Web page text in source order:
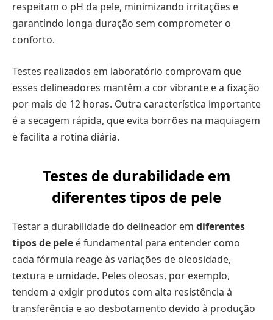
respeitam o pH da pele, minimizando irritações e
garantindo longa duração sem comprometer o
conforto.
Testes realizados em laboratório comprovam que
esses delineadores mantêm a cor vibrante e a fixação
por mais de 12 horas. Outra característica importante
é a secagem rápida, que evita borrões na maquiagem
e facilita a rotina diária.
Testes de durabilidade em
diferentes tipos de pele
Testar a durabilidade do delineador em diferentes
tipos de pele é fundamental para entender como
cada fórmula reage às variações de oleosidade,
textura e umidade. Peles oleosas, por exemplo,
tendem a exigir produtos com alta resistência à
transferência e ao desbotamento devido à produção